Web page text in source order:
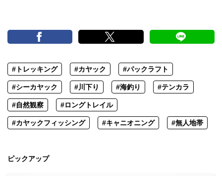
#トレッキング #カヤック #パックラフト
#シーカヤック #川下り #海釣り #テンカラ
#自然観察 #ロングトレイル
#カヤックフィッシング #キャニオニング #無人地帯
ピックアップ